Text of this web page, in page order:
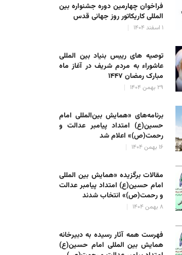
فراخوان چهارمین دوره جشنواره بین
المللی کاریکاتور روز جهانی قدس
۱ اسفند ۱۴۰۴
توصیه های رییس بنیاد بین المللی
عاشوراء به مردم شریف در آغاز ماه
مبارک رمضان ۱۴۴۷
۲۹ بهمن ۱۴۰۴
برنامه‌های «همایش بین‌المللی امام
حسین(ع) امتداد پیامبر عدالت و
رحمت(ص)» اعلام شد
۱۶ بهمن ۱۴۰۴
مقالات برگزیده «همایش بین المللی
امام حسین(ع) امتداد پیامبر عدالت
و رحمت(ص)» انتخاب شدند
۸ بهمن ۱۴۰۴
فهرست همه آثار رسیده به دبیرخانه
همایش بین المللی امام حسین(ع)